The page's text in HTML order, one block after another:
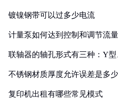
镀镍钢带可以过多少电流
计量泵如何达到控制和调节流
联轴器的轴孔形式有三种：Y型
不锈钢材质厚度允许误差是多少
复印机出租有哪些常见模式